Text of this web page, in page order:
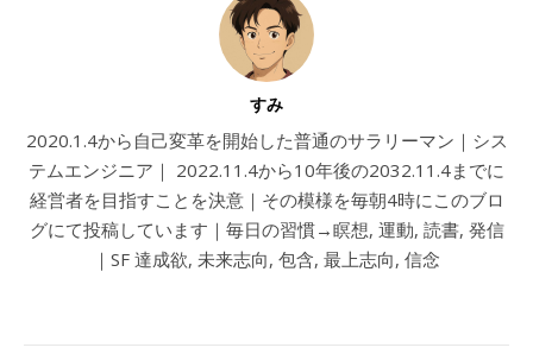
すみ
2020.1.4から自己変革を開始した普通のサラリーマン｜シス
テムエンジニア｜ 2022.11.4から10年後の2032.11.4までに
経営者を目指すことを決意｜その模様を毎朝4時にこのブロ
グにて投稿しています｜毎日の習慣→瞑想, 運動, 読書, 発信
｜SF 達成欲, 未来志向, 包含, 最上志向, 信念